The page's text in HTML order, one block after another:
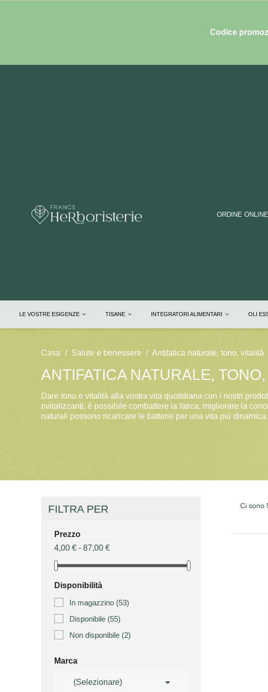
Codice
ORDINE
LE VOSTRE ESIGENZE TISANE INTEGRATORI ALIMENTARI OLI
Casa Salute e benessere Antifatica naturale, tono, vitalità
ANTIFATICA NATURALE,
Dare tono e vitalità alla vostra vita quotidiana con i nostri
rivitalizzanti, è possibile combattere la fatica, migliorare la
naturali possono ricaricare le batterie per una vita più dinamica.
FILTRA PER
Prezzo
4,00 € - 87,00 €
Disponibilità
In magazzino (53)
Disponibile (55)
Non disponibile (2)
Marca
(Selezionare) 
Ci sono